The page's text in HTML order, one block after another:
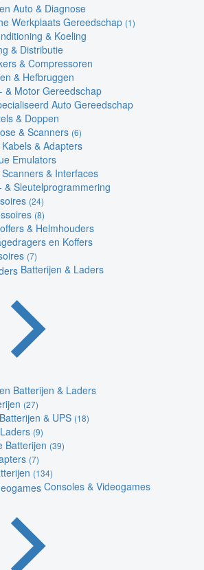
Auto & Diagnose
Werkplaats Gereedschap (1)
& Koeling
& Distributie
& Compressoren
& Hefbruggen
& Motor Gereedschap
Auto Gereedschap
& Doppen
& Scanners (6)
& Adapters
Emulators
& Interfaces
& Sleutelprogrammering
(24)
(8)
& Helmhouders
en Koffers
(7)
Batterijen & Laders
Batterijen & Laders
(27)
& UPS (18)
(9)
Batterijen (39)
(7)
(134)
Consoles & Videogames